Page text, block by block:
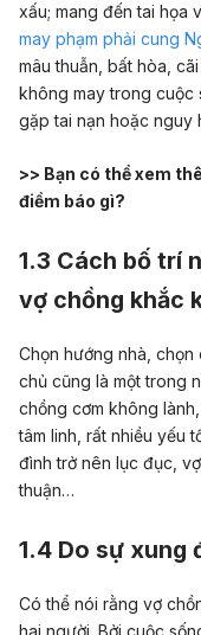
xấu; mang đến tai họa
may phạm phải cung
mâu thuẫn, bất hòa,
không may trong cuộc
gặp tai nạn hoặc nguy
>> Bạn có thể xem
điềm báo gì?
1.3 Cách bố trí
vợ chồng khắc
Chọn hướng nhà,
chủ cũng là một trong
chồng cơm không
tâm linh, rất nhiều yếu
đình trở nên lục đục,
thuận…
1.4 Do sự xung
Có thể nói rằng vợ